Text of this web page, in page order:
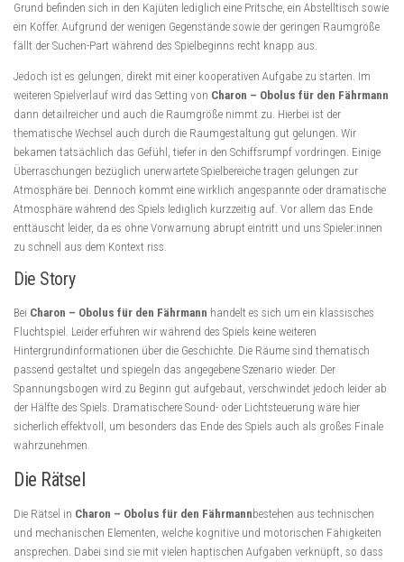
Grund befinden sich in den Kajüten lediglich eine Pritsche, ein Abstelltisch sowie
ein Koffer. Aufgrund der wenigen Gegenstände sowie der geringen Raumgröße
fällt der Suchen-Part während des Spielbeginns recht knapp aus.
Jedoch ist es gelungen, direkt mit einer kooperativen Aufgabe zu starten. Im
weiteren Spielverlauf wird das Setting von Charon – Obolus für den Fährmann
dann detailreicher und auch die Raumgröße nimmt zu. Hierbei ist der
thematische Wechsel auch durch die Raumgestaltung gut gelungen. Wir
bekamen tatsächlich das Gefühl, tiefer in den Schiffsrumpf vordringen. Einige
Überraschungen bezüglich unerwartete Spielbereiche tragen gelungen zur
Atmosphäre bei. Dennoch kommt eine wirklich angespannte oder dramatische
Atmosphäre während des Spiels lediglich kurzzeitig auf. Vor allem das Ende
enttäuscht leider, da es ohne Vorwarnung abrupt eintritt und uns Spieler:innen
zu schnell aus dem Kontext riss.
Die Story
Bei Charon – Obolus für den Fährmann handelt es sich um ein klassisches
Fluchtspiel. Leider erfuhren wir während des Spiels keine weiteren
Hintergrundinformationen über die Geschichte. Die Räume sind thematisch
passend gestaltet und spiegeln das angegebene Szenario wieder. Der
Spannungsbogen wird zu Beginn gut aufgebaut, verschwindet jedoch leider ab
der Hälfte des Spiels. Dramatischere Sound- oder Lichtsteuerung wäre hier
sicherlich effektvoll, um besonders das Ende des Spiels auch als großes Finale
wahrzunehmen.
Die Rätsel
Die Rätsel in Charon – Obolus für den Fährmannbestehen aus technischen
und mechanischen Elementen, welche kognitive und motorischen Fähigkeiten
ansprechen. Dabei sind sie mit vielen haptischen Aufgaben verknüpft, so dass